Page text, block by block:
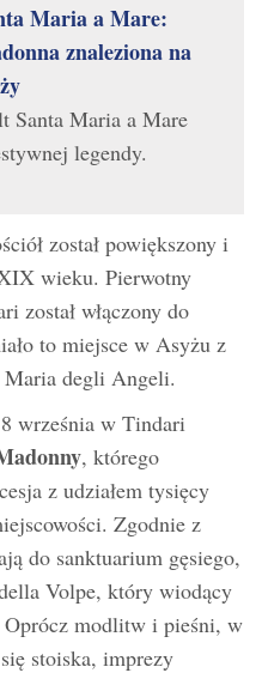
Maria a Mare:
znaleziona na
Santa Maria a Mare
legendy.
został powiększony i
wieku. Pierwotny
został włączony do
to miejsce w Asyżu z
Maria degli Angeli.
września w Tindari
, którego
z udziałem tysięcy
Zgodnie z
do sanktuarium gęsiego,
Volpe, który wiodący
modlitw i pieśni, w
stoiska, imprezy